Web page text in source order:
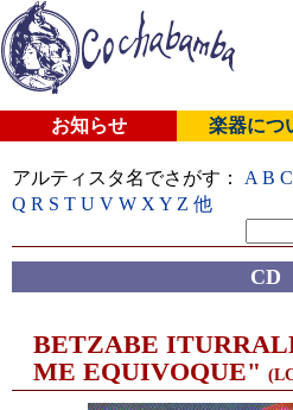
お知らせ 楽器につ
アルティスタ名でさがす： A B C
Q R S T U V W X Y Z 他
CD
BETZABE
ME EQUIVOQUE"